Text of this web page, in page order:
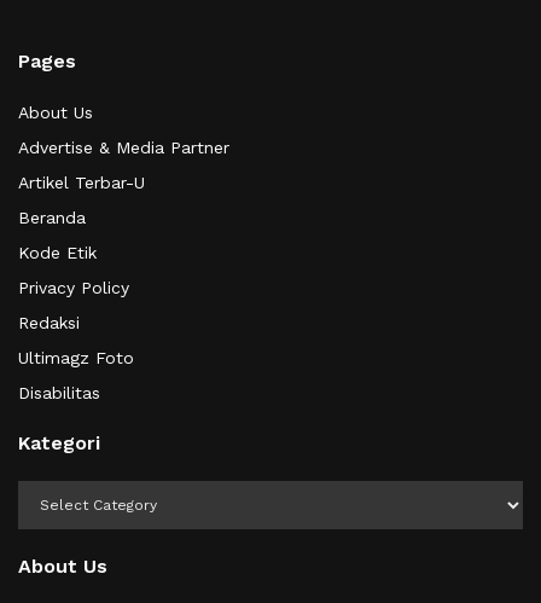
Pages
About Us
Advertise & Media Partner
Artikel Terbar-U
Beranda
Kode Etik
Privacy Policy
Redaksi
Ultimagz Foto
Disabilitas
Kategori
About Us